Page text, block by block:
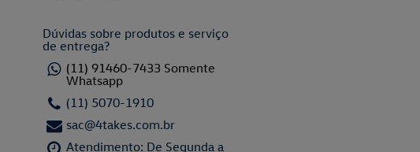
Dúvidas sobre produtos e serviço
de entrega?
(11) 91460-7433 Somente
Whatsapp
(11) 5070-1910
sac@4takes.com.br
Atendimento: De Segunda a